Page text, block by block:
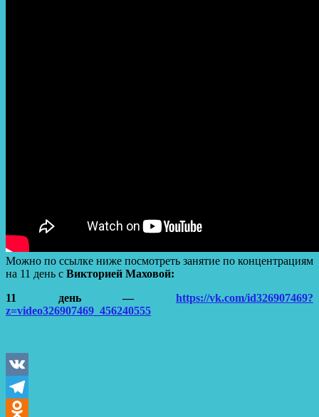
Можно по ссылке ниже посмотреть занятие по концентрациям
на 11 день с Викторией Маховой:
11 день — https://vk.com/id326907469?
z=video326907469_456240555
VK
Telegram